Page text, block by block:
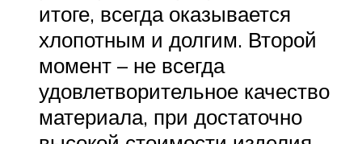
итоге, всегда оказывается
хлопотным и долгим. Второй
момент – не всегда
удовлетворительное качество
материала, при достаточно